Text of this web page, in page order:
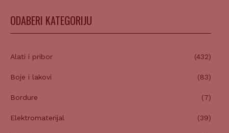
ODABERI KATEGORIJU
Alati i pribor (432)
Boje i lakovi (83)
Bordure (7)
Elektromaterijal (39)